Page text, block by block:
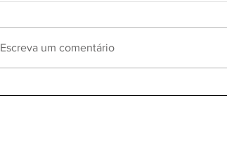
Escreva um comentário